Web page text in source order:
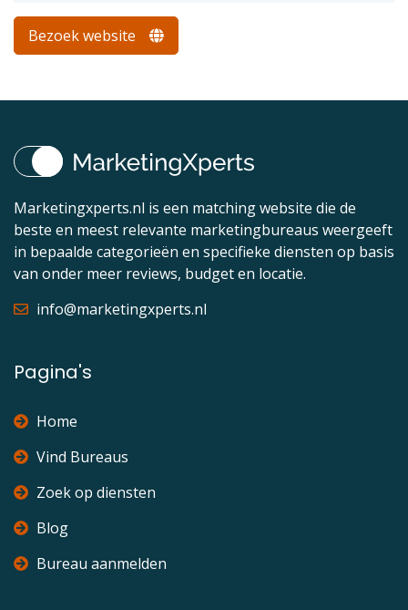
Bezoek website
Marketingxperts.nl is een matching website die de
beste en meest relevante marketingbureaus weergeeft
in bepaalde categorieën en specifieke diensten op basis
van onder meer reviews, budget en locatie.
info@marketingxperts.nl
Pagina's
Home
Vind Bureaus
Zoek op diensten
Blog
Bureau aanmelden